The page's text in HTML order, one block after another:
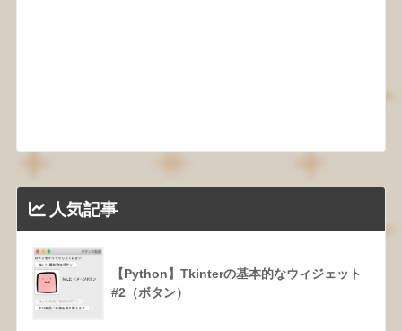
人気記事
【Python】Tkinterの基本的なウィジェット
#2（ボタン）